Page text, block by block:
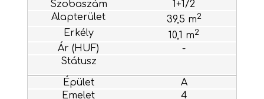
1+1/2
39,5 m2
10,1 m2
-
A
4